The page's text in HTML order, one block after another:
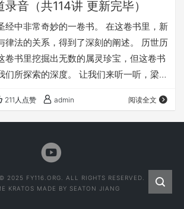
音（共114讲 更新完毕）
经中非常奇妙的一卷书。 在这卷书里，新
律法的关系，得到了深刻的阐述。 历世历
卷书里挖掘出无数的属灵珍宝，但这卷书
们所探索的深度。 让我们来听一听，梁志
更明白新旧约的关联与不同，就大得造
们的《希伯来书系列讲道》历时三年，
有主的祝福，我们所做的一切都没有意
211人点赞 admin 阅读全文
2025 FY116.ORG. ALL RIGHTS RESERVED.
KRATOS MADE BY SEATON JIANG